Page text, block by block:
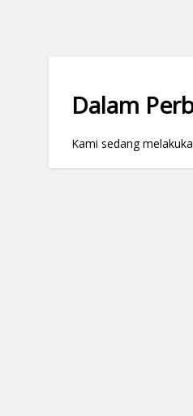
Dalam
Kami sedang